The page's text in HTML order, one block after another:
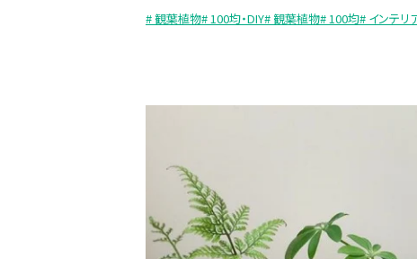
# 観葉植物# 100均・DIY# 観葉植物# 100均# インテリ